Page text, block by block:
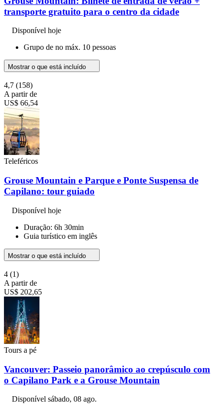
transporte gratuito para o centro da cidade
Disponível hoje
Grupo de no máx. 10 pessoas
Mostrar o que está incluído
4,7 (158)
A partir de
US$ 66,54
Teleféricos
Grouse Mountain e Parque e Ponte Suspensa de
Capilano: tour guiado
Disponível hoje
Duração: 6h 30min
Guia turístico em inglês
Mostrar o que está incluído
4 (1)
A partir de
US$ 202,65
Tours a pé
Vancouver: Passeio panorâmico ao crepúsculo com
o Capilano Park e a Grouse Mountain
Disponível sábado, 08 ago.